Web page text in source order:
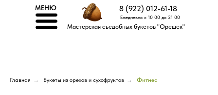
Мастерская съедобных букетов "Орешек"
МЕНЮ 8 (922) 012-61-18
Ежедневно с 10 00 до 21 00
Главная → Букеты из орехов и сухофруктов → Фитнес